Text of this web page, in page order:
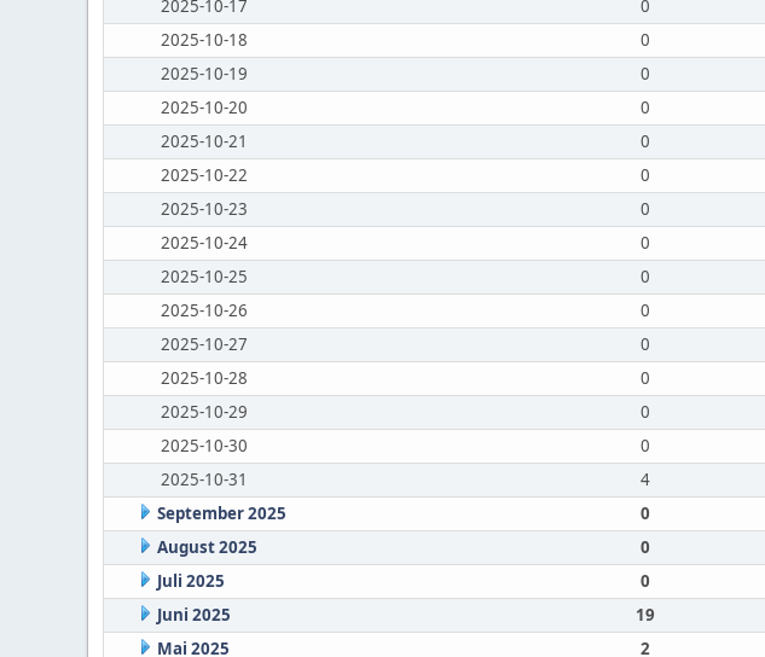
2025-10-17
0
2025-10-18
0
2025-10-19
0
2025-10-20
0
2025-10-21
0
2025-10-22
0
2025-10-23
0
2025-10-24
0
2025-10-25
0
2025-10-26
0
2025-10-27
0
2025-10-28
0
2025-10-29
0
2025-10-30
0
2025-10-31
4
September 2025
0
August 2025
0
Juli 2025
0
Juni 2025
19
Mai 2025
2